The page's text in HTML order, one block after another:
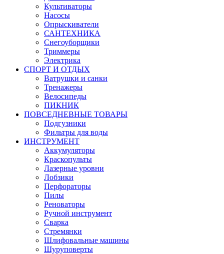
Культиваторы
Насосы
Опрыскиватели
САНТЕХНИКА
Снегоуборщики
Триммеры
Электрика
СПОРТ И ОТДЫХ
Ватрушки и санки
Тренажеры
Велосипеды
ПИКНИК
ПОВСЕДНЕВНЫЕ ТОВАРЫ
Подгузники
Фильтры для воды
ИНСТРУМЕНТ
Аккумуляторы
Краскопульты
Лазерные уровни
Лобзики
Перфораторы
Пилы
Реноваторы
Ручной инструмент
Сварка
Стремянки
Шлифовальные машины
Шуруповерты